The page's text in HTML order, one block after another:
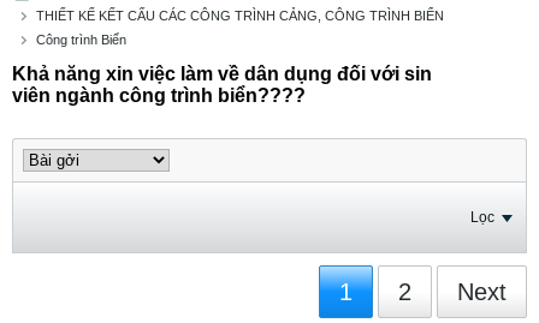
THIẾT KẾ KẾT CẤU CÁC CÔNG TRÌNH CẢNG, CÔNG TRÌNH BIỂN
Công trình Biển
Khả năng xin việc làm về dân dụng đối với sin
viên ngành công trình biển????
Lọc
1 2 Next